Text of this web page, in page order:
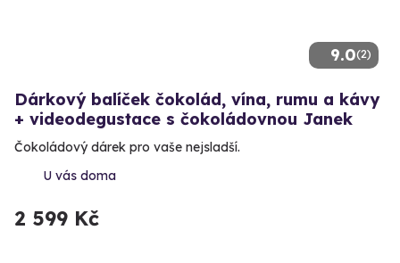
9.0(2)
Dárkový balíček čokolád, vína, rumu a kávy
+ videodegustace s čokoládovnou Janek
Čokoládový dárek pro vaše nejsladší.
U vás doma
2 599 Kč